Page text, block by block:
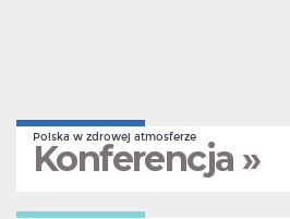
Polska w zdrowej atmosferze
Konferencja »